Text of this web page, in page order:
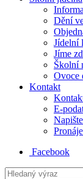
Dění
Jídelní
Jíme
Školní
Ovoce
Kontakt
E-
Facebook